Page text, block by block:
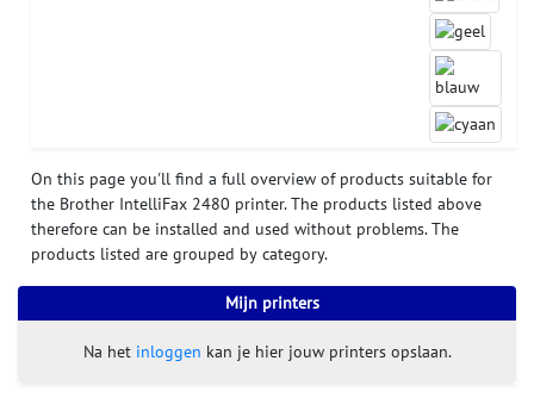
On this page you'll find a full overview of products suitable for
the Brother IntelliFax 2480 printer. The products listed above
therefore can be installed and used without problems. The
products listed are grouped by category.
Mijn printers
Na het inloggen kan je hier jouw printers opslaan.